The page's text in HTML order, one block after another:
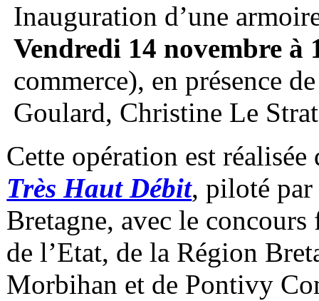
Inauguration d’une
Vendredi 14 novembre à
commerce), en présence
Goulard, Christine Le
Cette opération est
Très Haut Débit, piloté
Bretagne, avec le
de l’Etat, de la Région
Morbihan et de Pontivy